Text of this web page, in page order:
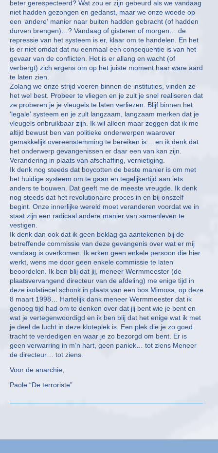
beter gerespecteerd? Wat zou er zijn gebeurd als we vandaag
niet hadden gezongen en gedanst, maar we onze woede op
een ‘andere’ manier naar buiten hadden gebracht (of hadden
durven brengen)…? Vandaag of gisteren of morgen… de
repressie van het systeem is er, klaar om te handelen. En het
is er niet omdat dat nu eenmaal een consequentie is van het
gevaar van de conflicten. Het is er allang en wacht (of
verbergt) zich ergens om op het juiste moment haar ware aard
te laten zien.
Zolang we onze strijd voeren binnen de instituties, vinden ze
het wel best. Probeer te vliegen en je zult je snel realiseren dat
ze proberen je je vleugels te laten verliezen. Blijf binnen het
‘legale’ systeem en je zult langzaam, langzaam merken dat je
vleugels onbruikbaar zijn. Ik wil alleen maar zeggen dat ik me
altijd bewust ben van politieke onderwerpen waarover
gemakkelijk overeenstemming te bereiken is… en ik denk dat
het onderwerp gevangenissen er daar een van kan zijn.
Verandering in plaats van afschaffing, vernietiging.
Ik denk nog steeds dat boycotten de beste manier is om met
het huidige systeem om te gaan en tegelijkertijd aan iets
anders te bouwen. Dat geeft me de meeste vreugde. Ik denk
nog steeds dat het revolutionaire proces in en bij onszelf
begint. Onze innerlijke wereld moet veranderen voordat we in
staat zijn een radicaal andere manier van samenleven te
vestigen.
Ik denk dan ook dat ik geen beklag ga aantekenen bij de
betreffende commissie van deze gevangenis over wat er mij
vandaag is overkomen. Ik erken geen enkele persoon die hier
werkt, wens me door geen enkele commissie te laten
beoordelen. Ik ben blij dat jij, meneer Wermmeester (de
plaatsvervangend directeur van de afdeling) me enige tijd in
deze isolatiecel schonk in plaats van een bos Mimosa, op deze
8 maart 1998… Hartelijk dank meneer Wermmeester dat ik
genoeg tijd had om te denken over dat jij bent wie je bent en
wat je vertegenwoordigd en ik ben blij dat het enige wat ik met
je deel de lucht in deze kloteplek is. Een plek die je zo goed
tracht te verdedigen en waar je zo bezorgd om bent. Er is
geen verwarring in m’n hart, geen paniek… tot ziens Meneer
de directeur… tot ziens.
Voor de anarchie,
Paole “De terroriste”